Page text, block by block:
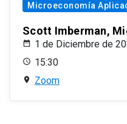
Microeconomía
Scott Imberman,
1 de Diciembre de
15:30
Zoom